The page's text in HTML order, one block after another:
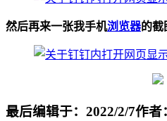
然后再来一张我手机浏览器的截
最后编辑于：2022/2/7作者